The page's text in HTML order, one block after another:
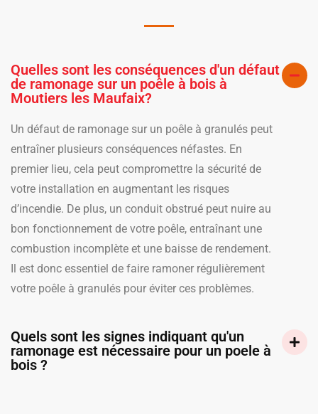
Quelles sont les conséquences d'un défaut
de ramonage sur un poêle à bois à
Moutiers les Maufaix?
Un défaut de ramonage sur un poêle à granulés peut
entraîner plusieurs conséquences néfastes. En
premier lieu, cela peut compromettre la sécurité de
votre installation en augmentant les risques
d’incendie. De plus, un conduit obstrué peut nuire au
bon fonctionnement de votre poêle, entraînant une
combustion incomplète et une baisse de rendement.
Il est donc essentiel de faire ramoner régulièrement
votre poêle à granulés pour éviter ces problèmes.
Quels sont les signes indiquant qu'un
ramonage est nécessaire pour un poele à
bois ?